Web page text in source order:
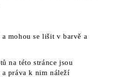
mohou se lišit v barvě a
na této stránce jsou
práva k nim náleží